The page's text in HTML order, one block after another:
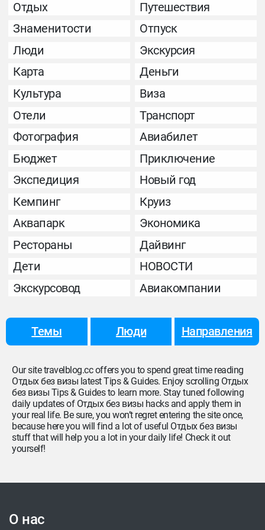
Отдых
Путешествия
Знаменитости
Отпуск
Люди
Экскурсия
Карта
Деньги
Культура
Виза
Отели
Транспорт
Фотография
Авиабилет
Бюджет
Приключение
Экспедиция
Новый год
Кемпинг
Круиз
Аквапарк
Экономика
Рестораны
Дайвинг
Дети
НОВОСТИ
Экскурсовод
Авиакомпании
Темы Люди Направления
Our site travelblog.cc offers you to spend great time reading
Отдых без визы latest Tips & Guides. Enjoy scrolling Отдых
без визы Tips & Guides to learn more. Stay tuned following
daily updates of Отдых без визы hacks and apply them in
your real life. Be sure, you won’t regret entering the site once,
because here you will find a lot of useful Отдых без визы
stuff that will help you a lot in your daily life! Check it out
yourself!
О нас